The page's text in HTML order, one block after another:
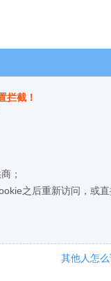
拦截！
；
之后重新访问，或直
其他人怎么